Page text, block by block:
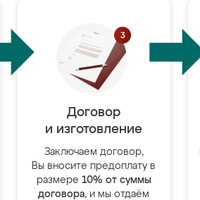
Договор
и изготовление
Заключаем договор,
Вы вносите предоплату в
размере 10% от суммы
договора, и мы отдаём